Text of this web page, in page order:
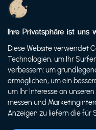
Datenschutz
Nutzungsbedingungen
© 2021 FutureBens
Ihre Privatsphäre ist uns
Diese Website verwendet
Technologien, um Ihr
verbessern: um
ermöglichen, um ein
um Ihr Interesse an
messen und
Anzeigen zu liefern die für